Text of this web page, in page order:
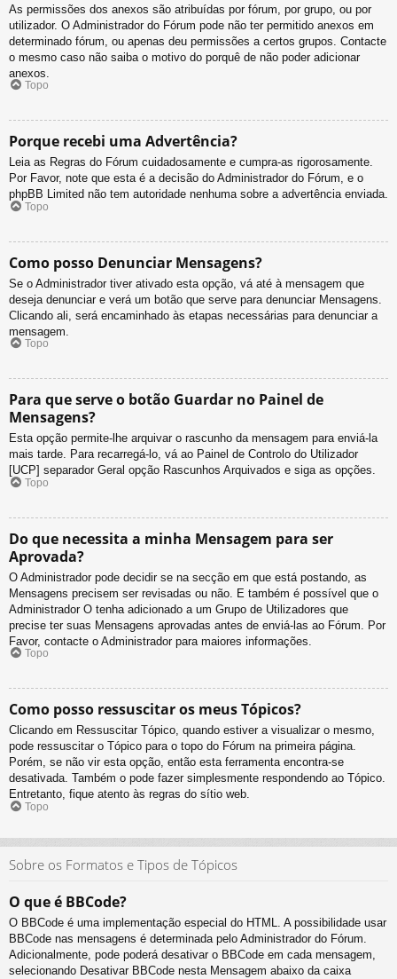
As permissões dos anexos são atribuídas por fórum, por grupo, ou por
utilizador. O Administrador do Fórum pode não ter permitido anexos em
determinado fórum, ou apenas deu permissões a certos grupos. Contacte
o mesmo caso não saiba o motivo do porquê de não poder adicionar
anexos.
Topo
Porque recebi uma Advertência?
Leia as Regras do Fórum cuidadosamente e cumpra-as rigorosamente.
Por Favor, note que esta é a decisão do Administrador do Fórum, e o
phpBB Limited não tem autoridade nenhuma sobre a advertência enviada.
Topo
Como posso Denunciar Mensagens?
Se o Administrador tiver ativado esta opção, vá até à mensagem que
deseja denunciar e verá um botão que serve para denunciar Mensagens.
Clicando ali, será encaminhado às etapas necessárias para denunciar a
mensagem.
Topo
Para que serve o botão Guardar no Painel de
Mensagens?
Esta opção permite-lhe arquivar o rascunho da mensagem para enviá-la
mais tarde. Para recarregá-lo, vá ao Painel de Controlo do Utilizador
[UCP] separador Geral opção Rascunhos Arquivados e siga as opções.
Topo
Do que necessita a minha Mensagem para ser
Aprovada?
O Administrador pode decidir se na secção em que está postando, as
Mensagens precisem ser revisadas ou não. E também é possível que o
Administrador O tenha adicionado a um Grupo de Utilizadores que
precise ter suas Mensagens aprovadas antes de enviá-las ao Fórum. Por
Favor, contacte o Administrador para maiores informações.
Topo
Como posso ressuscitar os meus Tópicos?
Clicando em Ressuscitar Tópico, quando estiver a visualizar o mesmo,
pode ressuscitar o Tópico para o topo do Fórum na primeira página.
Porém, se não vir esta opção, então esta ferramenta encontra-se
desativada. Também o pode fazer simplesmente respondendo ao Tópico.
Entretanto, fique atento às regras do sítio web.
Topo
Sobre os Formatos e Tipos de Tópicos
O que é BBCode?
O BBCode é uma implementação especial do HTML. A possibilidade usar
BBCode nas mensagens é determinada pelo Administrador do Fórum.
Adicionalmente, pode poderá desativar o BBCode em cada mensagem,
selecionando Desativar BBCode nesta Mensagem abaixo da caixa